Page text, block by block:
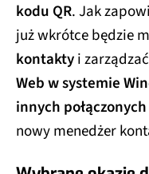
kodu QR. Jak
już wkrótce będzie
kontaktyi
Web w systemie
innych
nowy menedżer